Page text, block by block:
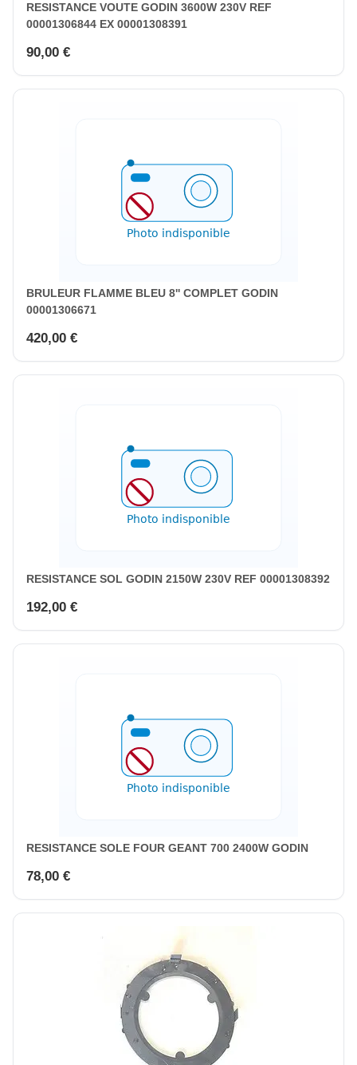
RESISTANCE VOUTE GODIN 3600W 230V REF
00001306844 EX 00001308391
90,00 €
BRULEUR FLAMME BLEU 8'' COMPLET GODIN
00001306671
420,00 €
RESISTANCE SOL GODIN 2150W 230V REF 00001308392
192,00 €
RESISTANCE SOLE FOUR GEANT 700 2400W GODIN
78,00 €